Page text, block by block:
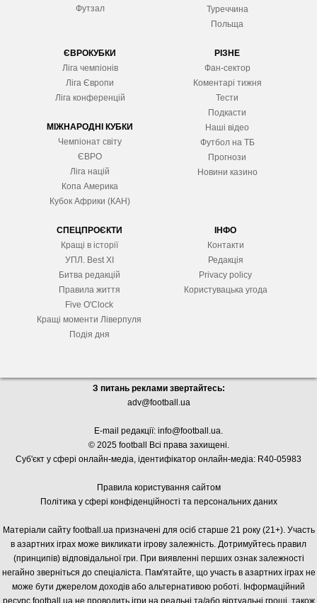
Футзал
Туреччина
Польща
ЄВРОКУБКИ
Ліга чемпіонів
Ліга Європи
Ліга конференцій
МІЖНАРОДНІ КУБКИ
Чемпіонат світу
ЄВРО
Ліга націй
Копа Америка
Кубок Африки (КАН)
РІЗНЕ
Фан-сектор
Коментарі тижня
Тести
Подкасти
Наші відео
Футбол на ТБ
Прогнози
Новини казино
СПЕЦПРОЄКТИ
Кращі в історії
УПЛ. Best XІ
Битва редакцій
Правила життя
Five O'Clock
Кращі моменти Ліверпуля
Подія дня
ІНФО
Контакти
Редакція
Privacy policy
Користувацька угода
З питань реклами звертайтесь:
adv@football.ua
E-mail редакції: info@football.ua.
© 2025 football Всі права захищені.
Суб'єкт у сфері онлайн-медіа, ідентифікатор онлайн-медіа: R40-05983
Правила користування сайтом
Політика у сфері конфіденційності та персональних даних
Матеріали сайту football.ua призначені для осіб старше 21 року (21+). Участь
в азартних іграх може викликати ігрову залежність. Дотримуйтесь правил
(принципів) відповідальної гри. При виявленні перших ознак залежності
негайно зверніться до спеціаліста. Пам'ятайте, що участь в азартних іграх не
може бути джерелом доходів або альтернативою роботі. Інформаційний
ресурс football.ua не проводить ігри на реальні та/або віртуальні гроші, також